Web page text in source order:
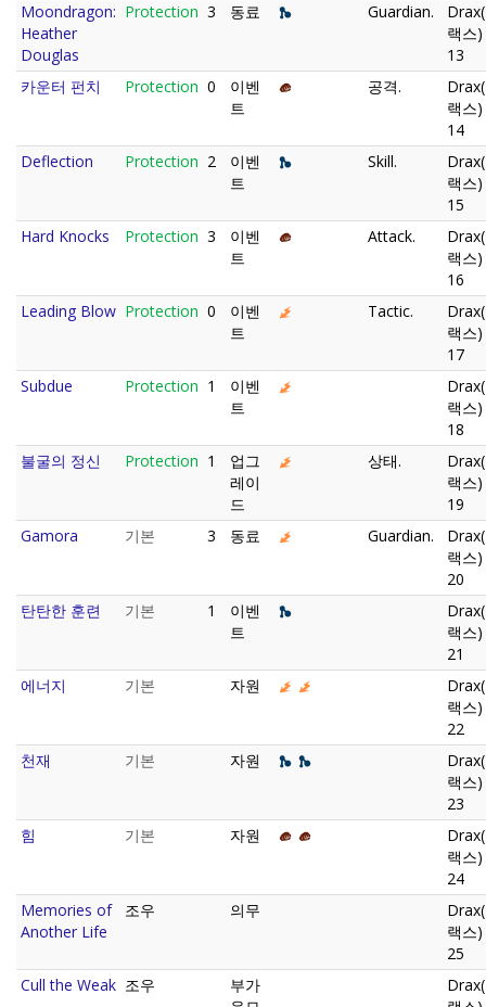
Moondragon:
Heather
Douglas
Protection 3 동료 Guardian.
랙스)
13
카운터 펀치
Protection 0
이벤
트
공격.
랙스)
14
Deflection
Protection 2
이벤
트
Skill.
랙스)
15
Hard Knocks
Protection 3
이벤
트
Attack.
랙스)
16
Leading Blow Protection 0
이벤
트
Tactic.
랙스)
17
Subdue
Protection 1
이벤
트
랙스)
18
불굴의 정신
Protection 1
업그
레이
드
상태.
랙스)
19
Gamora
기본 3 동료 Guardian.
랙스)
20
탄탄한 훈련
기본 1
이벤
트
랙스)
21
에너지
기본 자원
랙스)
22
천재
기본 자원
랙스)
23
힘
기본 자원
랙스)
24
Memories of
Another Life
조우 의무
랙스)
25
Cull the Weak 조우
부가